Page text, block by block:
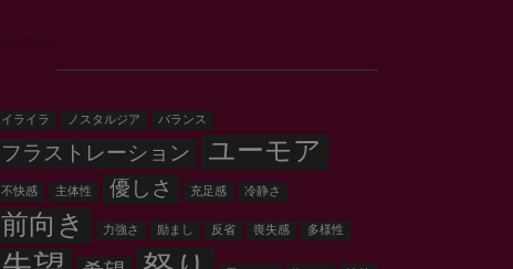
イライラ ノスタルジア バランス
フラストレーション ユーモア
不快感 主体性 優しさ 充足感 冷静さ
前向き 力強さ 励まし 反省 喪失感 多様性